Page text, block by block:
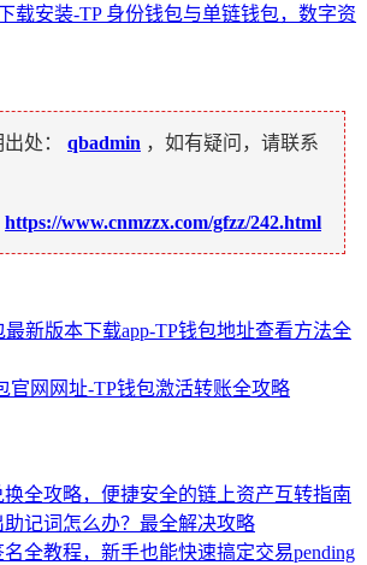
载安装-TP 身份钱包与单链钱包，数字资
处： qbadmin ，如有疑问，请联系
https://www.cnmzzx.com/gfzz/242.html
最新版本下载app-TP钱包地址查看方法全
官网网址-TP钱包激活转账全攻略
全攻略，便捷安全的链上资产互转指南
助记词怎么办？最全解决攻略
全教程，新手也能快速搞定交易pending